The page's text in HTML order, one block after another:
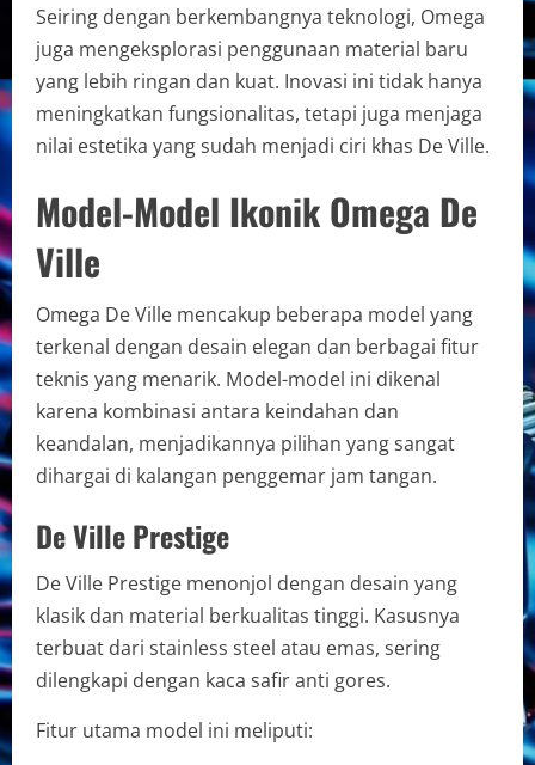
Seiring dengan berkembangnya teknologi, Omega
juga mengeksplorasi penggunaan material baru
yang lebih ringan dan kuat. Inovasi ini tidak hanya
meningkatkan fungsionalitas, tetapi juga menjaga
nilai estetika yang sudah menjadi ciri khas De Ville.
Model-Model Ikonik Omega De
Ville
Omega De Ville mencakup beberapa model yang
terkenal dengan desain elegan dan berbagai fitur
teknis yang menarik. Model-model ini dikenal
karena kombinasi antara keindahan dan
keandalan, menjadikannya pilihan yang sangat
dihargai di kalangan penggemar jam tangan.
De Ville Prestige
De Ville Prestige menonjol dengan desain yang
klasik dan material berkualitas tinggi. Kasusnya
terbuat dari stainless steel atau emas, sering
dilengkapi dengan kaca safir anti gores.
Fitur utama model ini meliputi: